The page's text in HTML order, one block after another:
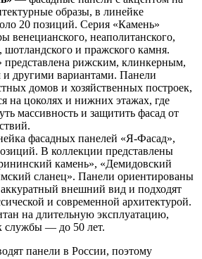
образы, в линейке
20 позиций. Серия «Камень»
венецианского, неаполитанского,
шотландского и пражского камня.
рижским, клинкерным,
другими вариантами. Панели
домов и хозяйственных построек,
на цоколях и нижних этажах, где
массивность и защитить фасад от
фасадных панелей «Я-Фасад»,
В коллекции представлены
камень», «Демидовский
сланец». Панели ориентированы
внешний вид и подходят
и современной архитектурой.
на длительную эксплуатацию,
службы — до 50 лет.
панели в России, поэтому